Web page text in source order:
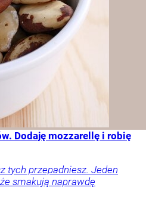
Dodaję mozzarellę i robię
tych przepadniesz. Jeden
smakują naprawdę